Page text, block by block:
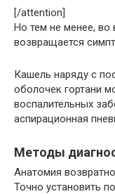
[/attention]
Но тем не менее,
возвращается
Кашель наряду с
оболочек гортани
воспалительных
аспирационная
Методы
Анатомия
Точно установить